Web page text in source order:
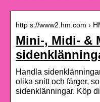
http s://www2.hm.com ›
Mini-, Midi- &
Handla
olika snitt och färger,
sidenklänningar. Köp